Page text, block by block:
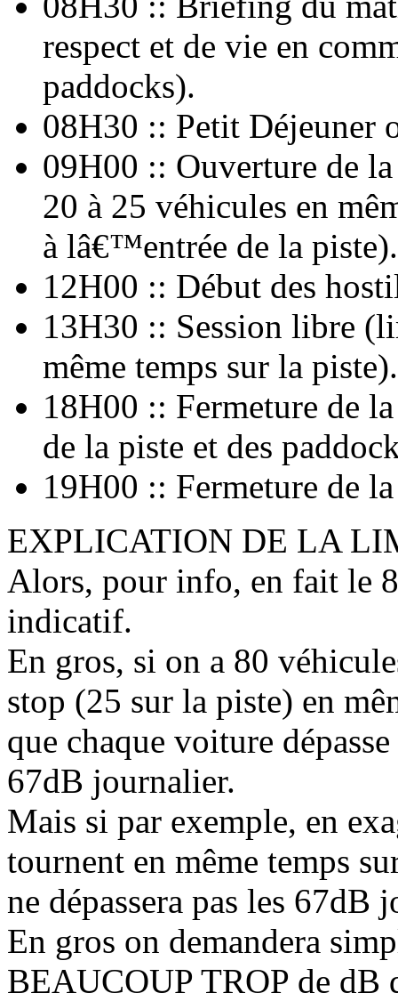
respect et de vie en
paddocks).
08H30 :: Petit Déjeuner
09H00 :: Ouverture de
20 à 25 véhicules en
à lâ€™entrée de la piste).
12H00 :: Début des
13H30 :: Session libre
même temps sur la piste).
18H00 :: Fermeture de
de la piste et des
19H00 :: Fermeture de
EXPLICATION DE LA
Alors, pour info, en fait le
indicatif.
En gros, si on a 80
stop (25 sur la piste) en
que chaque voiture
67dB journalier.
Mais si par exemple, en
tournent en même temps
ne dépassera pas les
En gros on demandera
BEAUCOUP TROP de dB